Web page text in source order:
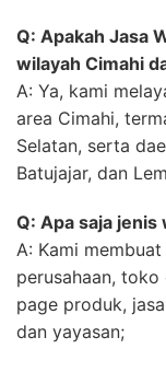
Q: Apakah Jasa
wilayah Cimahi
A: Ya, kami
area Cimahi,
Selatan, serta
Batujajar, dan
Q: Apa saja
A: Kami
perusahaan,
page produk,
dan yayasan;